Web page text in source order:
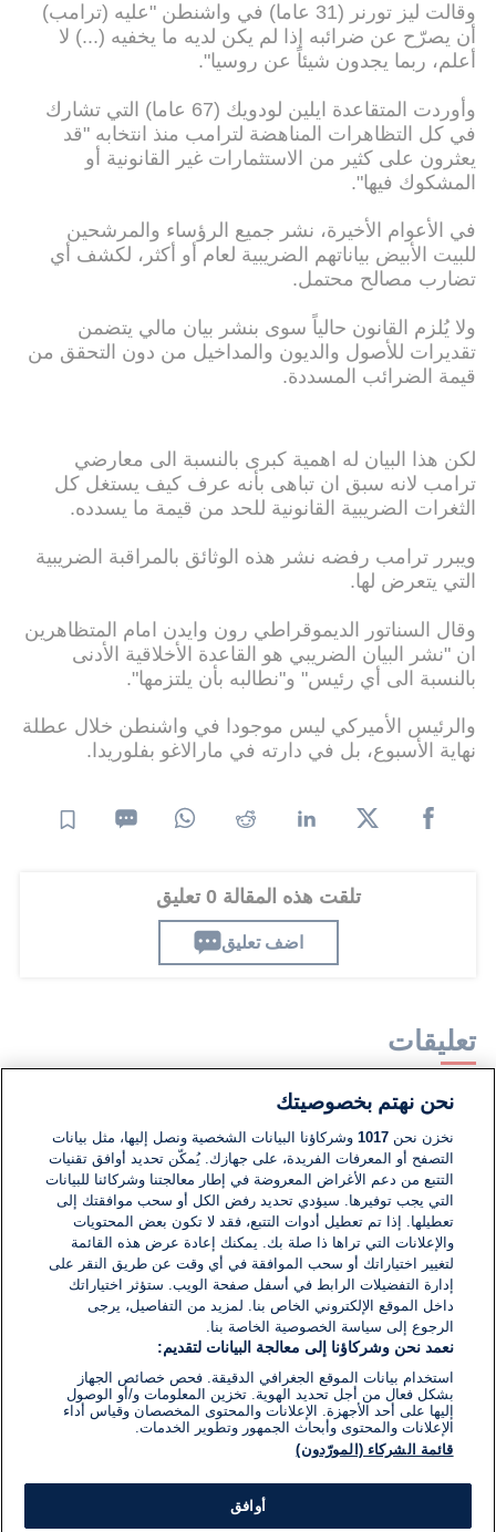
وقالت ليز تورنر (31 عاما) في واشنطن "عليه (ترامب)
أن يصرّح عن ضرائبه إذا لم يكن لديه ما يخفيه (...) لا
أعلم، ربما يجدون شيئاً عن روسيا".
وأوردت المتقاعدة ايلين لودويك (67 عاما) التي تشارك
في كل التظاهرات المناهضة لترامب منذ انتخابه "قد
يعثرون على كثير من الاستثمارات غير القانونية أو
المشكوك فيها".
في الأعوام الأخيرة، نشر جميع الرؤساء والمرشحين
للبيت الأبيض بياناتهم الضريبية لعام أو أكثر، لكشف أي
تضارب مصالح محتمل.
ولا يُلزم القانون حالياً سوى بنشر بيان مالي يتضمن
تقديرات للأصول والديون والمداخيل من دون التحقق من
قيمة الضرائب المسددة.
لكن هذا البيان له اهمية كبرى بالنسبة الى معارضي
ترامب لانه سبق ان تباهى بأنه عرف كيف يستغل كل
الثغرات الضريبية القانونية للحد من قيمة ما يسدده.
ويبرر ترامب رفضه نشر هذه الوثائق بالمراقبة الضريبية
التي يتعرض لها.
وقال السناتور الديموقراطي رون وايدن امام المتظاهرين
ان "نشر البيان الضريبي هو القاعدة الأخلاقية الأدنى
بالنسبة الى أي رئيس" و"نطالبه بأن يلتزمها".
والرئيس الأميركي ليس موجودا في واشنطن خلال عطلة
نهاية الأسبوع، بل في دارته في مارالاغو بفلوريدا.
تلقت هذه المقالة 0 تعليق
اضف تعليق
تعليقات
لا توجد تعليقات مكتوبة حتى الآن. كن الأول!
اكتب تعليقًا جديدًا ...
نحن نهتم بخصوصيتك
نخزن نحن1017 وشركاؤنا البيانات الشخصية ونصل إليها، مثل بيانات
التصفح أو المعرفات الفريدة، على جهازك. يُمكّن تحديد أوافق تقنيات
التتبع من دعم الأغراض المعروضة في إطار معالجتنا وشركائنا للبيانات
التي يجب توفيرها. سيؤدي تحديد رفض الكل أو سحب موافقتك إلى
تعطيلها. إذا تم تعطيل أدوات التتبع، فقد لا تكون بعض المحتويات
والإعلانات التي تراها ذا صلة بك. يمكنك إعادة عرض هذه القائمة
لتغيير اختياراتك أو سحب الموافقة في أي وقت عن طريق النقر على
إدارة التفضيلات الرابط في أسفل صفحة الويب. ستؤثر اختياراتك
داخل الموقع الإلكتروني الخاص بنا. لمزيد من التفاصيل، يرجى
الرجوع إلى سياسة الخصوصية الخاصة بنا.
نعمد نحن وشركاؤنا إلى معالجة البيانات لتقديم:
استخدام بيانات الموقع الجغرافي الدقيقة. فحص خصائص الجهاز
بشكل فعال من أجل تحديد الهوية. تخزين المعلومات و/أو الوصول
إليها على أحد الأجهزة. الإعلانات والمحتوى المخصصان وقياس أداء
الإعلانات والمحتوى وأبحاث الجمهور وتطوير الخدمات.
قائمة الشركاء (المورّدون)
أوافق